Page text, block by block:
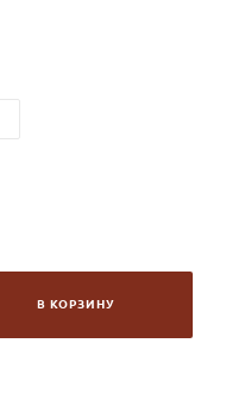
В КОРЗИНУ